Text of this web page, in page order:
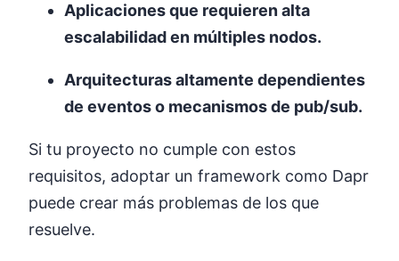
Aplicaciones que requieren alta
escalabilidad en múltiples nodos.
Arquitecturas altamente dependientes
de eventos o mecanismos de pub/sub.
Si tu proyecto no cumple con estos
requisitos, adoptar un framework como Dapr
puede crear más problemas de los que
resuelve.